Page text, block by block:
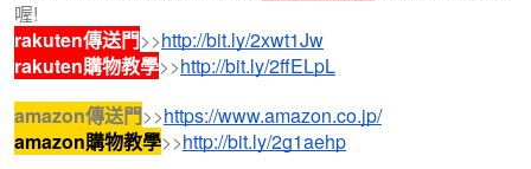
喔!
rakuten傳送門>>http://bit.ly/2xwt1Jw
rakuten購物教學>>http://bit.ly/2ffELpL
amazon傳送門>>https://www.amazon.co.jp/
amazon購物教學>>http://bit.ly/2g1aehp